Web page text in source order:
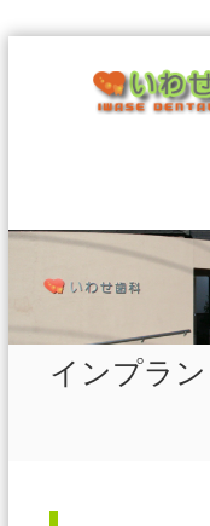
十
会
せ
インプラン